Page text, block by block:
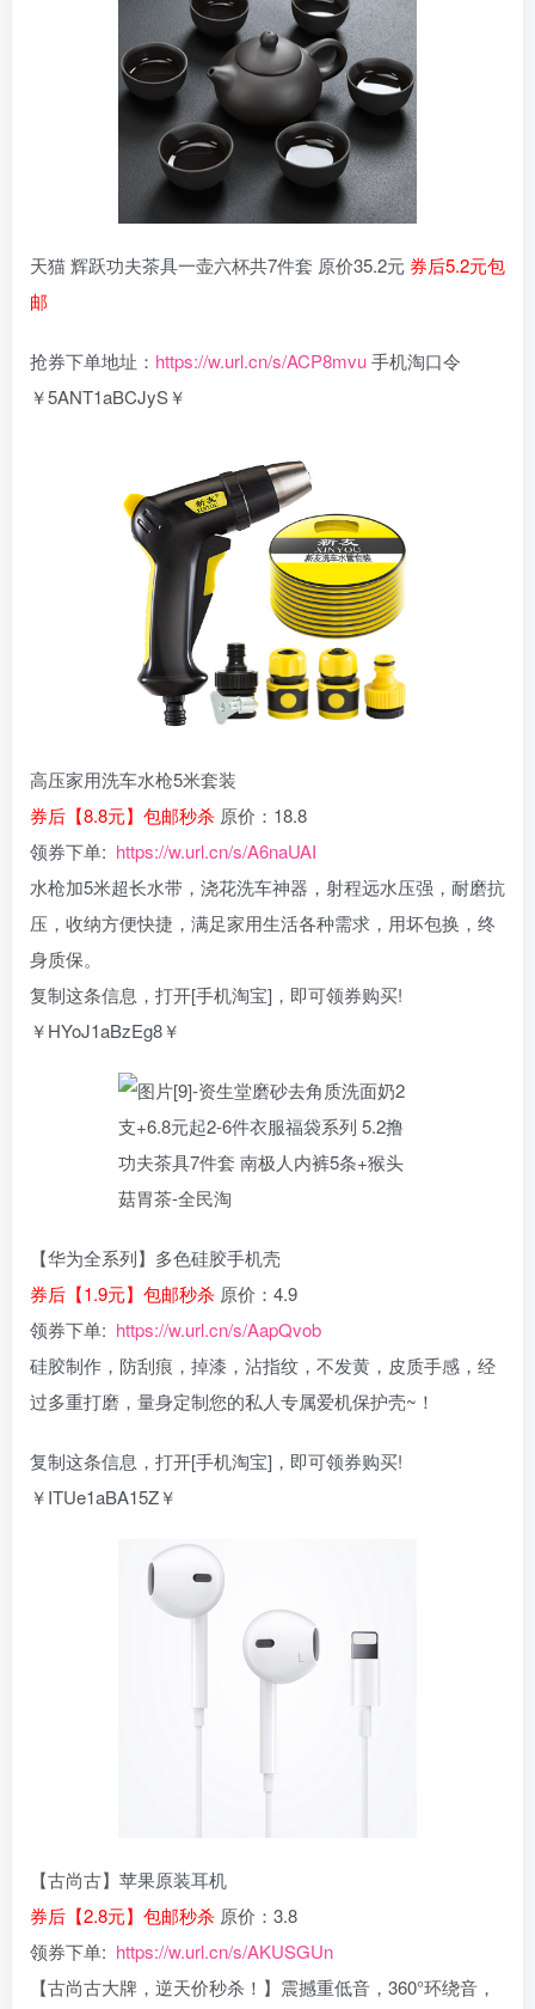
天猫 辉跃功夫茶具一壶六杯共7件套 原价35.2元 券后5.2元包
邮
抢券下单地址： https://w.url.cn/s/ACP8mvu手机淘口令
￥5ANT1aBCJyS￥
高压家用洗车水枪5米套装
券后【8.8元】包邮秒杀 原价：18.8
领券下单: https://w.url.cn/s/A6naUAI
水枪加5米超长水带，浇花洗车神器，射程远水压强，耐磨抗
压，收纳方便快捷，满足家用生活各种需求，用坏包换，终
身质保。
复制这条信息，打开[手机淘宝]，即可领券购买!
￥HYoJ1aBzEg8￥
【华为全系列】多色硅胶手机壳
券后【1.9元】包邮秒杀 原价：4.9
领券下单: https://w.url.cn/s/AapQvob
硅胶制作，防刮痕，掉漆，沾指纹，不发黄，皮质手感，经
过多重打磨，量身定制您的私人专属爱机保护壳~！
复制这条信息，打开[手机淘宝]，即可领券购买!
￥ITUe1aBA15Z￥
【古尚古】苹果原装耳机
券后【2.8元】包邮秒杀 原价：3.8
领券下单: https://w.url.cn/s/AKUSGUn
【古尚古大牌，逆天价秒杀！】震撼重低音，360°环绕音，